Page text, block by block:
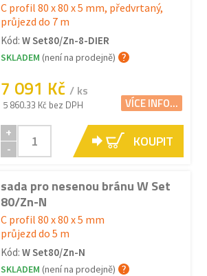
C profil 80 x 80 x 5 mm, předvrtaný,
průjezd do 7 m
Kód: W Set80/Zn-8-DIER
SKLADEM (není na prodejně)
7 091 Kč / ks
5 860.33 Kč bez DPH VÍCE INFO...
+
-
KOUPIT
sada pro nesenou bránu W Set
80/Zn-N
C profil 80 x 80 x 5 mm
průjezd do 5 m
Kód: W Set80/Zn-N
SKLADEM (není na prodejně)